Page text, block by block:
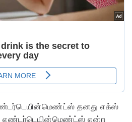
தனது எக்ஸ்
எண்டர்டெயின்மெண்ட்ஸ் என்ற